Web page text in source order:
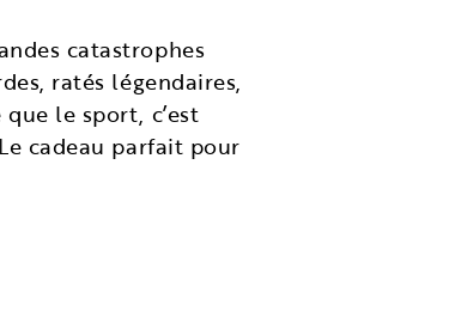
catastrophes
ratés légendaires,
le sport, c’est
cadeau parfait pour